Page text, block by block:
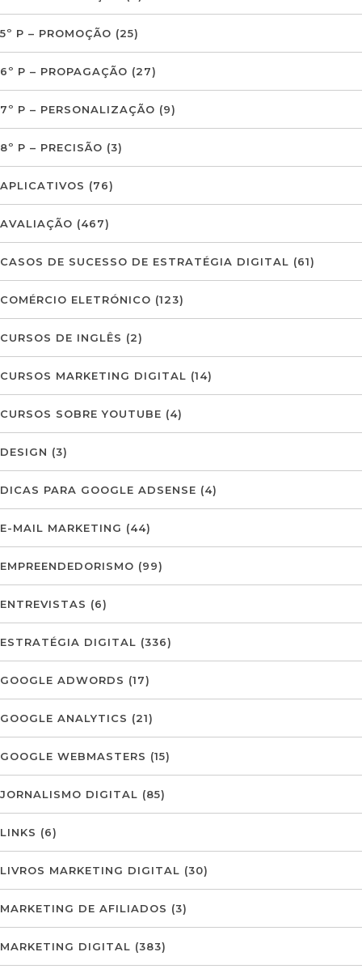
5º P – PROMOÇÃO (25)
6º P – PROPAGAÇÃO (27)
7º P – PERSONALIZAÇÃO (9)
8º P – PRECISÃO (3)
APLICATIVOS (76)
AVALIAÇÃO (467)
CASOS DE SUCESSO DE ESTRATÉGIA DIGITAL (61)
COMÉRCIO ELETRÓNICO (123)
CURSOS DE INGLÊS (2)
CURSOS MARKETING DIGITAL (14)
CURSOS SOBRE YOUTUBE (4)
DESIGN (3)
DICAS PARA GOOGLE ADSENSE (4)
E-MAIL MARKETING (44)
EMPREENDEDORISMO (99)
ENTREVISTAS (6)
ESTRATÉGIA DIGITAL (336)
GOOGLE ADWORDS (17)
GOOGLE ANALYTICS (21)
GOOGLE WEBMASTERS (15)
JORNALISMO DIGITAL (85)
LINKS (6)
LIVROS MARKETING DIGITAL (30)
MARKETING DE AFILIADOS (3)
MARKETING DIGITAL (383)